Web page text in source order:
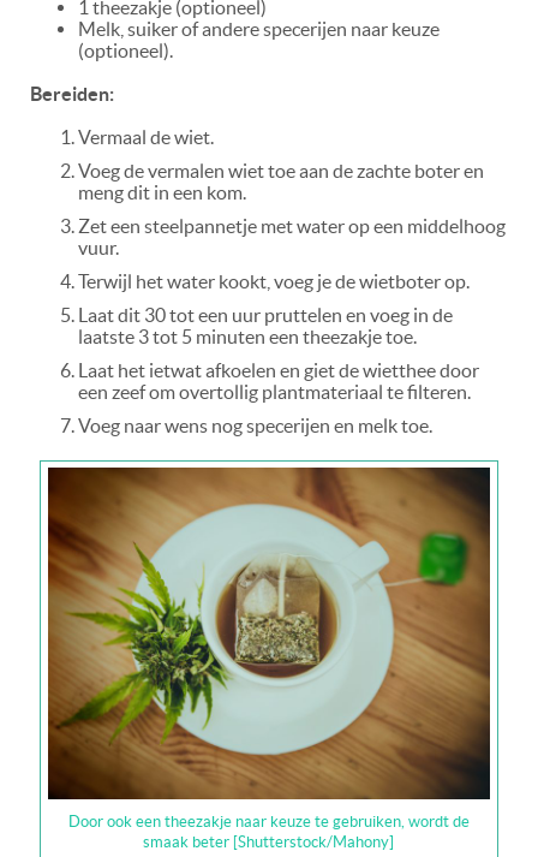
1 theezakje (optioneel)
Melk, suiker of andere specerijen naar keuze
(optioneel).
Bereiden:
Vermaal de wiet.
Voeg de vermalen wiet toe aan de zachte boter en
meng dit in een kom.
Zet een steelpannetje met water op een middelhoog
vuur.
Terwijl het water kookt, voeg je de wietboter op.
Laat dit 30 tot een uur pruttelen en voeg in de
laatste 3 tot 5 minuten een theezakje toe.
Laat het ietwat afkoelen en giet de wietthee door
een zeef om overtollig plantmateriaal te filteren.
Voeg naar wens nog specerijen en melk toe.
Door ook een theezakje naar keuze te gebruiken, wordt de
smaak beter [Shutterstock/Mahony]